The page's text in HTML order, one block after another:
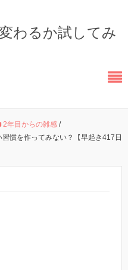
わるか試してみ
2年目からの雑感 /
慣を作ってみない？【早起き417日